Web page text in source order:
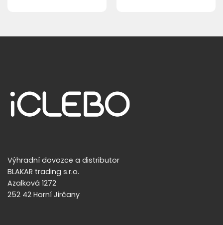
Výhradní dovozce a distributor
BLAKAR trading s.r.o.
Azalková 1272
252 42 Horní Jirčany